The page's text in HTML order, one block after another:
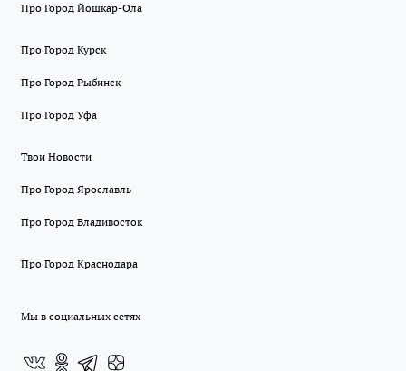
Про Город Йошкар-Ола
Про Город Курск
Про Город Рыбинск
Про Город Уфа
Твои Новости
Про Город Ярославль
Про Город Владивосток
Про Город Краснодара
Мы в социальных сетях